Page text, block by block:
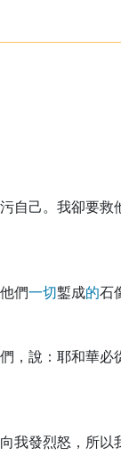
自己。我卻要救
們一切鏨成的石
，說：耶和華必
我發烈怒 ，所